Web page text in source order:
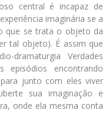
central é incapaz de
imaginária se a
que se trata o objeto da
tal objeto). É assim que
dramaturgia Verdades
encontrando
junto com eles viver
sua imaginação e
onde ela mesma conta